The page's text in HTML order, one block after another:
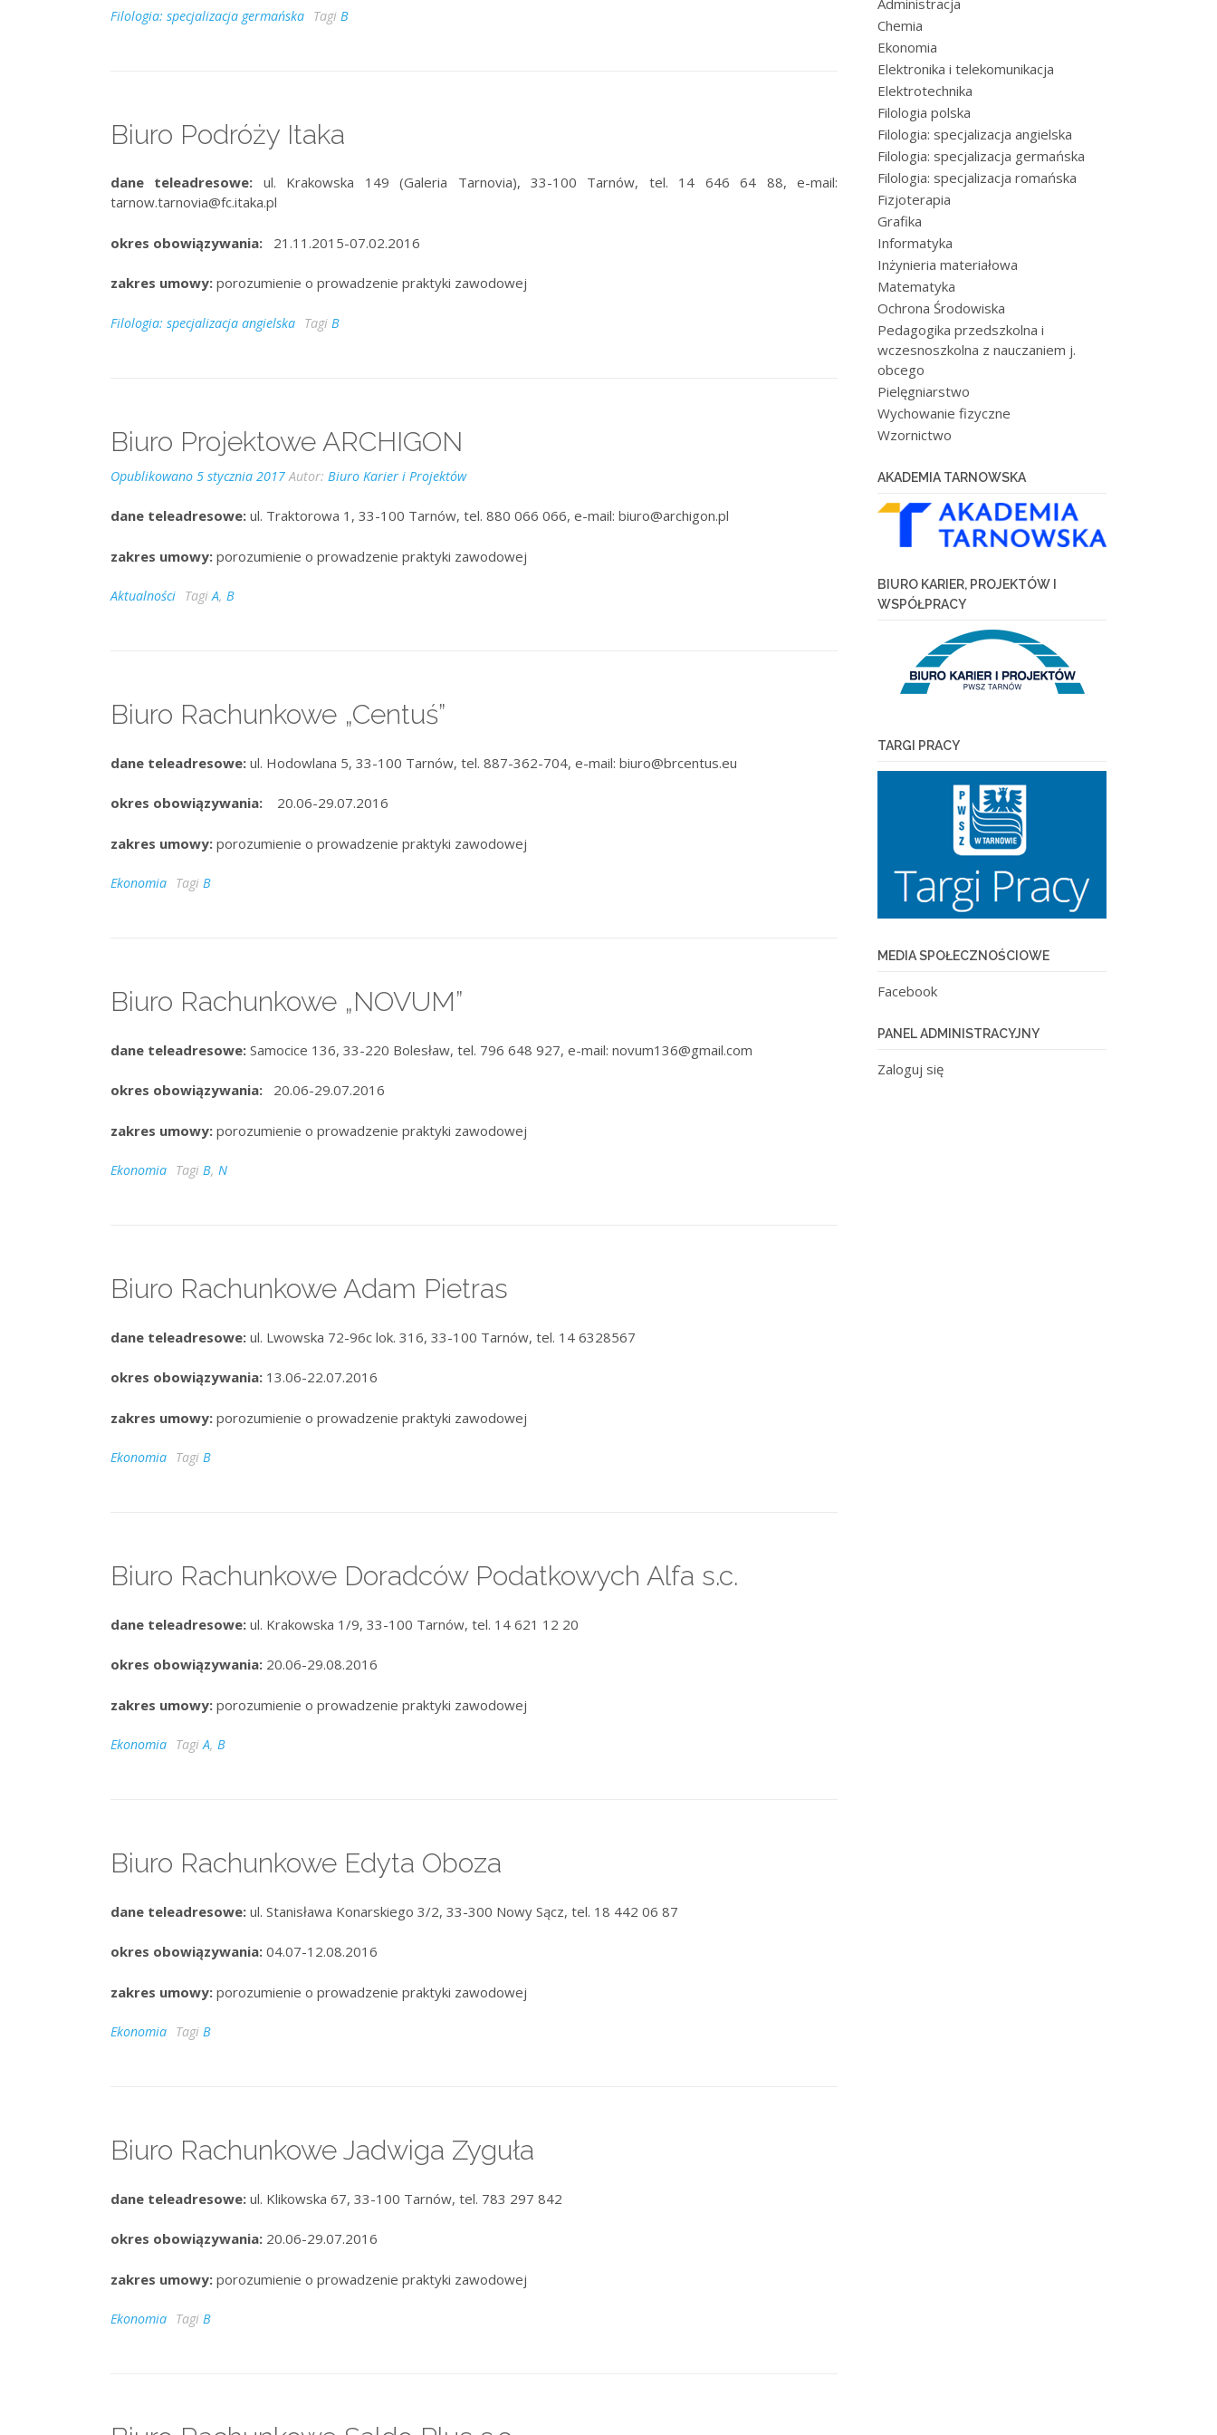
Filologia: specjalizacja germańska Tagi B
Biuro Podróży Itaka
dane teleadresowe: ul. Krakowska 149 (Galeria Tarnovia), 33-100 Tarnów, tel. 14 646 64 88, e-mail:
tarnow.tarnovia@fc.itaka.pl
okres obowiązywania: 21.11.2015-07.02.2016
zakres umowy: porozumienie o prowadzenie praktyki zawodowej
Filologia: specjalizacja angielska Tagi B
Biuro Projektowe ARCHIGON
Opublikowano 5 stycznia 2017 Autor: Biuro Karier i Projektów
dane teleadresowe: ul. Traktorowa 1, 33-100 Tarnów, tel. 880 066 066, e-mail: biuro@archigon.pl
zakres umowy: porozumienie o prowadzenie praktyki zawodowej
Aktualności TagiA, B
Biuro Rachunkowe „Centuś”
dane teleadresowe: ul. Hodowlana 5, 33-100 Tarnów, tel. 887-362-704, e-mail: biuro@brcentus.eu
okres obowiązywania: 20.06-29.07.2016
zakres umowy: porozumienie o prowadzenie praktyki zawodowej
Ekonomia Tagi B
Biuro Rachunkowe „NOVUM”
dane teleadresowe: Samocice 136, 33-220 Bolesław, tel. 796 648 927, e-mail: novum136@gmail.com
okres obowiązywania: 20.06-29.07.2016
zakres umowy: porozumienie o prowadzenie praktyki zawodowej
Ekonomia Tagi B, N
Biuro Rachunkowe Adam Pietras
dane teleadresowe: ul. Lwowska 72-96c lok. 316, 33-100 Tarnów, tel. 14 6328567
okres obowiązywania: 13.06-22.07.2016
zakres umowy: porozumienie o prowadzenie praktyki zawodowej
Ekonomia Tagi B
Biuro Rachunkowe Doradców Podatkowych Alfa s.c.
dane teleadresowe: ul. Krakowska 1/9, 33-100 Tarnów, tel. 14 621 12 20
okres obowiązywania: 20.06-29.08.2016
zakres umowy: porozumienie o prowadzenie praktyki zawodowej
Ekonomia TagiA, B
Biuro Rachunkowe Edyta Oboza
dane teleadresowe: ul. Stanisława Konarskiego 3/2, 33-300 Nowy Sącz, tel. 18 442 06 87
okres obowiązywania: 04.07-12.08.2016
zakres umowy: porozumienie o prowadzenie praktyki zawodowej
Ekonomia Tagi B
Biuro Rachunkowe Jadwiga Zyguła
dane teleadresowe: ul. Klikowska 67, 33-100 Tarnów, tel. 783 297 842
okres obowiązywania: 20.06-29.07.2016
zakres umowy: porozumienie o prowadzenie praktyki zawodowej
Ekonomia Tagi B
Administracja
Chemia
Ekonomia
Elektronika i telekomunikacja
Elektrotechnika
Filologia polska
Filologia: specjalizacja angielska
Filologia: specjalizacja germańska
Filologia: specjalizacja romańska
Fizjoterapia
Grafika
Informatyka
Inżynieria materiałowa
Matematyka
Ochrona Środowiska
Pedagogika przedszkolna i
wczesnoszkolna z nauczaniem j.
obcego
Pielęgniarstwo
Wychowanie fizyczne
Wzornictwo
AKADEMIA TARNOWSKA
BIURO KARIER, PROJEKTÓW I
WSPÓŁPRACY
TARGI PRACY
MEDIA SPOŁECZNOŚCIOWE
Facebook
PANEL ADMINISTRACYJNY
Zaloguj się